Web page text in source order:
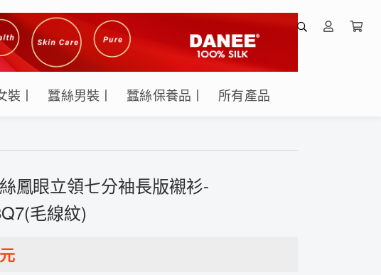
裝丨 蠶絲男裝丨 蠶絲保養品丨 所有產品
鳳眼立領七分袖長版襯衫-
毛線紋)
元